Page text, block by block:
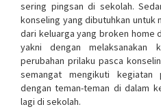
sering pingsan di sekolah.
konseling yang dibutuhkan untuk
dari keluarga yang broken home
yakni dengan melaksanakan
perubahan prilaku pasca
semangat mengikuti kegiatan
dengan teman-teman di dalam
lagi di sekolah.